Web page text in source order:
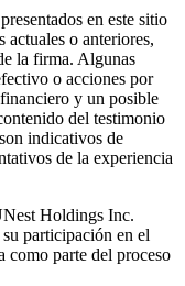
en este sitio
actuales o anteriores,
la firma. Algunas
o acciones por
y un posible
del testimonio
indicativos de
de la experiencia
Holdings Inc.
participación en el
como parte del proceso